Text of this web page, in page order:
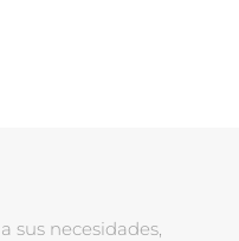
sus necesidades,